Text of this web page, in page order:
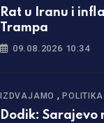
Rat u Iranu i
Trampa
09.08.2026 10:34
IZDVAJAMO ,POLITIKA
Dodik: Sarajevo